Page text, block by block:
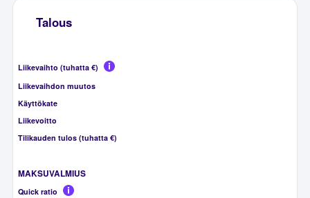
Talous
Liikevaihto (tuhatta €)
Liikevaihdon muutos
Käyttökate
Liikevoitto
Tilikauden tulos (tuhatta €)
MAKSUVALMIUS
Quick ratio